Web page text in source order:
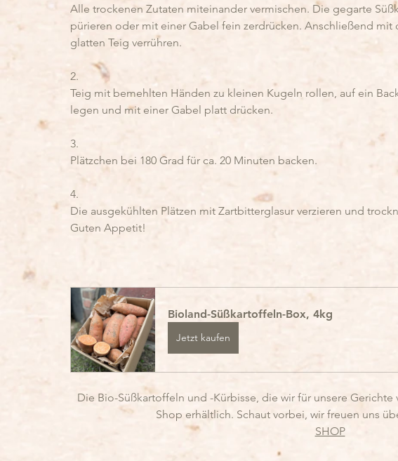
Alle trockenen Zutaten miteinander vermischen. Die gegarte
pürieren oder mit einer Gabel fein zerdrücken. Anschließend mit
glatten Teig verrühren.
2.
Teig mit bemehlten Händen zu kleinen Kugeln rollen, auf ein
legen und mit einer Gabel platt drücken.
3.
Plätzchen bei 180 Grad für ca. 20 Minuten backen.
4.
Die ausgekühlten Plätzen mit Zartbitterglasur verzieren und
Guten Appetit!
Bioland-Süßkartoffeln-Box, 4kg
Jetzt kaufen
Die Bio-Süßkartoffeln und -Kürbisse, die wir für unsere
Shop erhältlich. Schaut vorbei, wir freuen uns
SHOP